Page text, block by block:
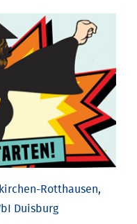
Rotthausen,
Duisburg